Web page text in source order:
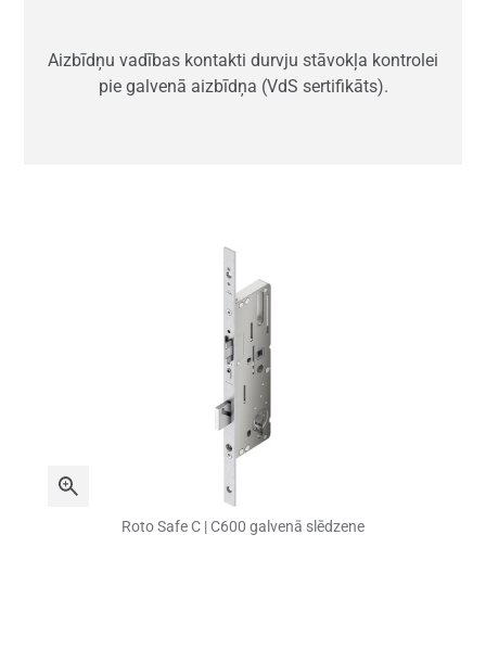
Aizbīdņu vadības kontakti durvju stāvokļa kontrolei
pie galvenā aizbīdņa (VdS sertifikāts).
Roto Safe C | C600 galvenā slēdzene